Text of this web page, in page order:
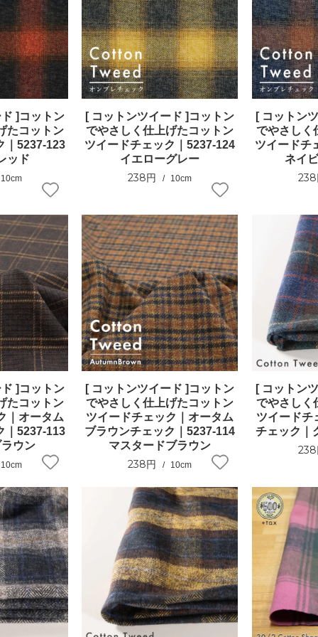
]コットン
たコットン
｜5237-123
ッド
[ コットンツイード ]コットン
でやさしく仕上げたコットン
ツイードチェック｜5237-124
イエローグレー
238円 10cm
[ コットン
でやさしく
ツイードチ
ネイ
]コットン
たコットン
｜オータム
｜5237-113
ウン
[ コットンツイード ]コットン
でやさしく仕上げたコットン
ツイードチェック｜オータム
ブラウンチェック｜5237-114
マスタードブラウン
238円 10cm
[ コットン
でやさしく
ツイードチ
チェック｜